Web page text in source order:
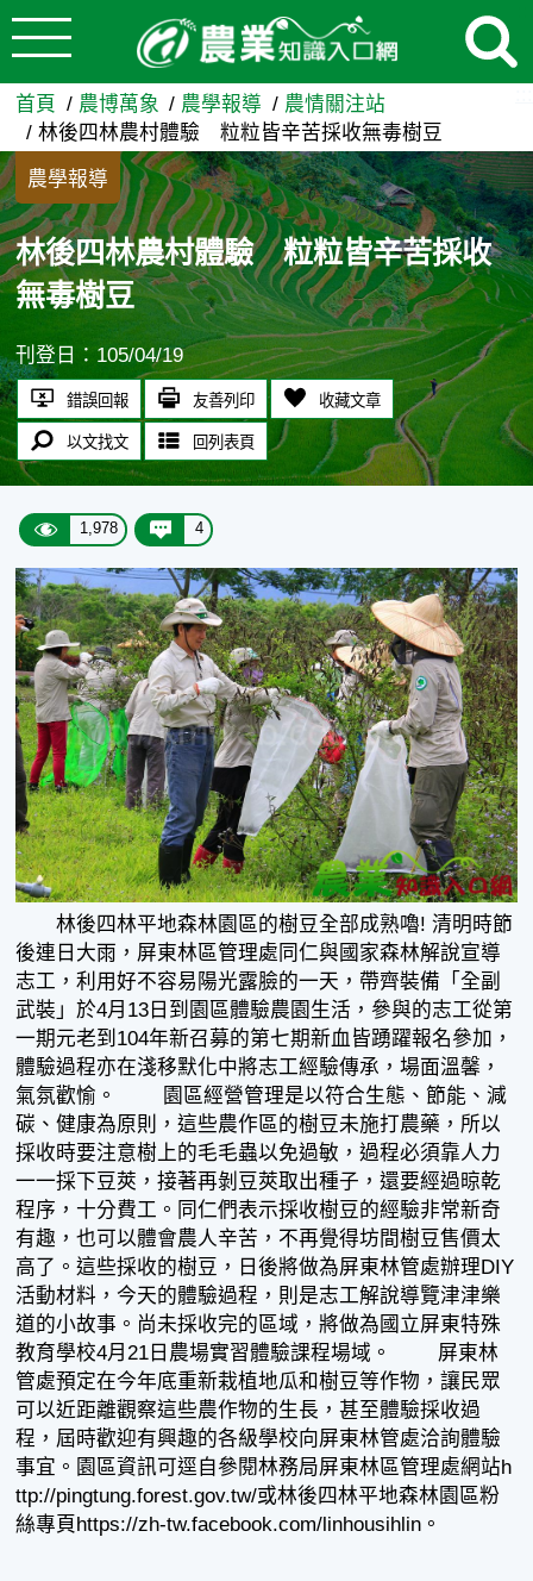
跳到主要內容
林後四林農村體驗 粒粒皆
首頁 農博萬象 農學報導
農情關注站
林後四林農村體驗 粒粒皆辛苦採收無毒樹豆
農學報導
林後四林農村體驗 粒粒皆辛苦採收
無毒樹豆
刊登日：105/04/19
錯誤回報 友善列印 收藏文章
以文找文 回列表頁
1,978 4
林後四林平地森林園區的樹豆全部成熟嚕! 清明時節
後連日大雨，屏東林區管理處同仁與國家森林解說宣導
志工，利用好不容易陽光露臉的一天，帶齊裝備「全副
武裝」於4月13日到園區體驗農園生活，參與的志工從第
一期元老到104年新召募的第七期新血皆踴躍報名參加，
體驗過程亦在淺移默化中將志工經驗傳承，場面溫馨，
氣氛歡愉。 園區經營管理是以符合生態、節能、減
碳、健康為原則，這些農作區的樹豆未施打農藥，所以
採收時要注意樹上的毛毛蟲以免過敏，過程必須靠人力
一一採下豆莢，接著再剝豆莢取出種子，還要經過晾乾
程序，十分費工。同仁們表示採收樹豆的經驗非常新奇
有趣，也可以體會農人辛苦，不再覺得坊間樹豆售價太
高了。這些採收的樹豆，日後將做為屏東林管處辦理DIY
活動材料，今天的體驗過程，則是志工解說導覽津津樂
道的小故事。尚未採收完的區域，將做為國立屏東特殊
教育學校4月21日農場實習體驗課程場域。 屏東林
管處預定在今年底重新栽植地瓜和樹豆等作物，讓民眾
可以近距離觀察這些農作物的生長，甚至體驗採收過
程，屆時歡迎有興趣的各級學校向屏東林管處洽詢體驗
事宜。園區資訊可逕自參閱林務局屏東林區管理處網站h
ttp://pingtung.forest.gov.tw/或林後四林平地森林園區粉
絲專頁https://zh-tw.facebook.com/linhousihlin。